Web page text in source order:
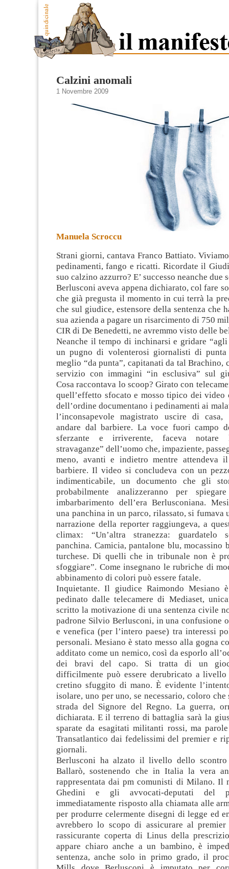
Calzini anomali
1 Novembre 2009
Manuela Scroccu
Strani giorni, cantava Franco Battiato.
pedinamenti, fango e ricatti. Ricordate il
suo calzino azzurro? E’ successo neanche due
Berlusconi aveva appena dichiarato, col fare
che già pregusta il momento in cui terrà la
che sul giudice, estensore della sentenza che
sua azienda a pagare un risarcimento di 750
CIR di De Benedetti, ne avremmo visto delle
Neanche il tempo di inchinarsi e gridare
un pugno di volenterosi giornalisti di
meglio “da punta”, capitanati da tal Brachino,
servizio con immagini “in esclusiva” sul
Cosa raccontava lo scoop? Girato con
quell’effetto sfocato e mosso tipico dei
dell’ordine documentano i pedinamenti ai
l’inconsapevole magistrato uscire di casa,
andare dal barbiere. La voce fuori campo
sferzante e irriverente, faceva notare
stravaganze” dell’uomo che, impaziente,
meno, avanti e indietro mentre attendeva
barbiere. Il video si concludeva con un
indimenticabile, un documento che gli
probabilmente analizzeranno per
imbarbarimento dell’era Berlusconiana.
una panchina in un parco, rilassato, si fumava
narrazione della reporter raggiungeva, a
climax: “Un’altra stranezza: guardatelo
panchina. Camicia, pantalone blu, mocassino
turchese. Di quelli che in tribunale non è
sfoggiare”. Come insegnano le rubriche di
abbinamento di colori può essere fatale.
Inquietante. Il giudice Raimondo Mesiano
pedinato dalle telecamere di Mediaset,
scritto la motivazione di una sentenza civile
padrone Silvio Berlusconi, in una confusione
e venefica (per l’intero paese) tra interessi
personali. Mesiano è stato messo alla gogna
additato come un nemico, così da esporlo
dei bravi del capo. Si tratta di un
difficilmente può essere derubricato a
cretino sfuggito di mano. È evidente
isolare, uno per uno, se necessario, coloro
strada del Signore del Regno. La guerra,
dichiarata. E il terreno di battaglia sarà la
sparate da esagitati militanti rossi, ma
Transatlantico dai fedelissimi del premier e
giornali.
Berlusconi ha alzato il livello dello
Ballarò, sostenendo che in Italia la vera
rappresentata dai pm comunisti di Milano. Il
Ghedini e gli avvocati-deputati del
immediatamente risposto alla chiamata alle
per produrre celermente disegni di legge ed
avrebbero lo scopo di assicurare al premier
rassicurante coperta di Linus della
appare chiaro anche a un bambino, è
sentenza, anche solo in primo grado, il